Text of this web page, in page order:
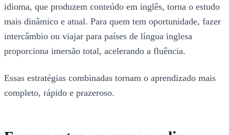
idioma, que produzem conteúdo em inglês, torna o estudo
mais dinâmico e atual. Para quem tem oportunidade, fazer
intercâmbio ou viajar para países de língua inglesa
proporciona imersão total, acelerando a fluência.
Essas estratégias combinadas tornam o aprendizado mais
completo, rápido e prazeroso.